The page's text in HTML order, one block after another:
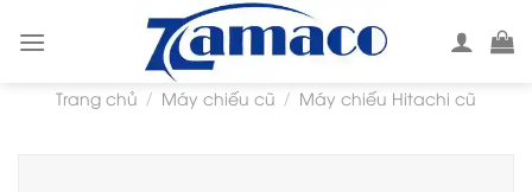
Trang chủ / Máy chiếu cũ / Máy chiếu Hitachi cũ